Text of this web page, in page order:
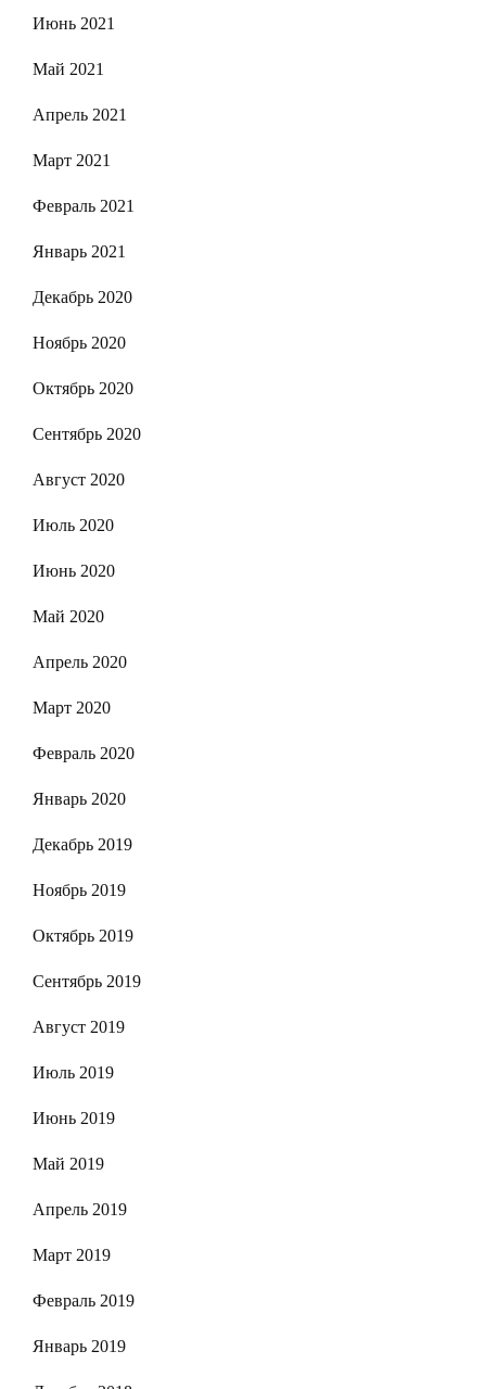
Июнь 2021
Май 2021
Апрель 2021
Март 2021
Февраль 2021
Январь 2021
Декабрь 2020
Ноябрь 2020
Октябрь 2020
Сентябрь 2020
Август 2020
Июль 2020
Июнь 2020
Май 2020
Апрель 2020
Март 2020
Февраль 2020
Январь 2020
Декабрь 2019
Ноябрь 2019
Октябрь 2019
Сентябрь 2019
Август 2019
Июль 2019
Июнь 2019
Май 2019
Апрель 2019
Март 2019
Февраль 2019
Январь 2019